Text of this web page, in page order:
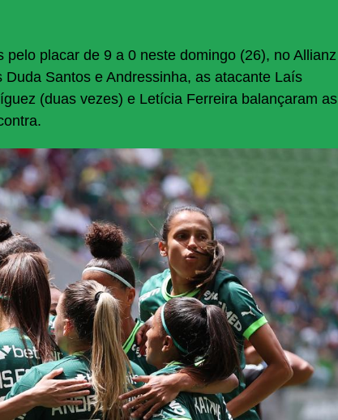
placar de 9 a 0 neste domingo (26), no Allianz
Santos e Andressinha, as atacante Laís
(duas vezes) e Letícia Ferreira balançaram as